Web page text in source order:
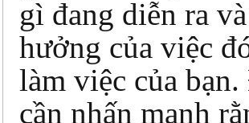
gì đang diễn ra
hưởng của việc
làm việc của
cần nhấn mạnh